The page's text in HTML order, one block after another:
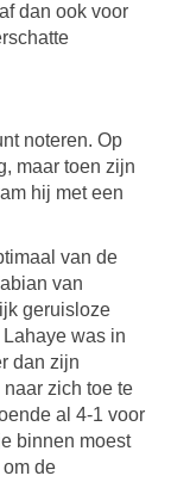
dan ook voor
noteren. Op
maar toen zijn
hij met een
van de
van
geruisloze
was in
dan zijn
zich toe te
al 4-1 voor
binnen moest
de